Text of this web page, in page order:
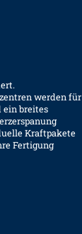
werden für
breites
Kraftpakete
Fertigung